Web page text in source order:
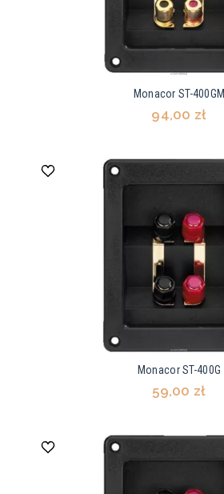
Monacor ST-400GM
94,00 zł
Monacor ST-400G
59,00 zł